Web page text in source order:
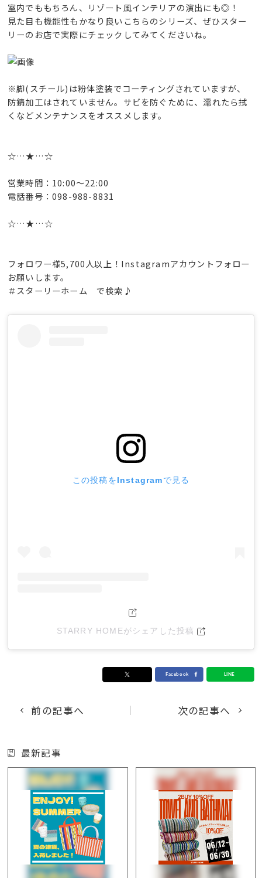
室内でももちろん、リゾート風インテリアの演出にも◎！
見た目も機能性もかなり良いこちらのシリーズ、ぜひスター
リーのお店で実際にチェックしてみてくださいね。
※脚(スチール)は粉体塗装でコーティングされていますが、
防錆加工はされていません。サビを防ぐために、濡れたら拭
くなどメンテナンスをオススメします。
☆…★…☆
営業時間：10:00〜22:00
電話番号：098-988-8831
☆…★…☆
フォロワー様5,700人以上！Instagramアカウントフォロー
お願いします。
＃スターリーホーム で検索♪
この投稿をInstagramで見る
STARRY HOMEがシェアした投稿
前の記事へ 次の記事へ
最新記事